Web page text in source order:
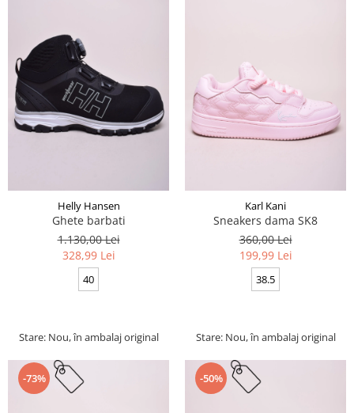
Helly Hansen
Ghete barbati
1.130,00 Lei
328,99 Lei
40
Stare: Nou, în ambalaj original
Karl Kani
Sneakers dama SK8
360,00 Lei
199,99 Lei
38.5
Stare: Nou, în ambalaj original
-73% -50%